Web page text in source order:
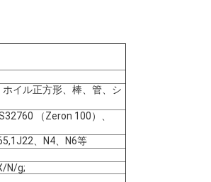
イル正方形、棒、管、シ
（Zeron 100）、
、N4、N6等
N/g;